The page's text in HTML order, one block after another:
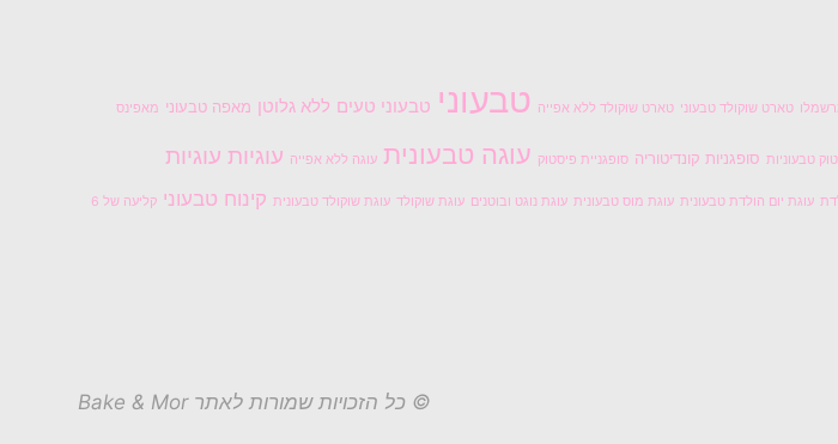
טארט שוקולד טבעוני טארט שוקולד ללא אפייה טבעוני טבעוני טעים ללא גלוטן מאפה טבעוני מאפינס
טבעוניות סופגניות קונדיטוריה סופגניית פיסטוק עוגה טבעונית עוגה ללא אפייה עוגיות עוגיות
עוגת יום הולדת טבעונית עוגת מוס טבעונית עוגת נוגט ובוטנים עוגת שוקולד עוגת שוקולד טבעונית קינוח טבעוני קליעה של 6
© כל הזכויות שמורות לאתר Bake & Mor